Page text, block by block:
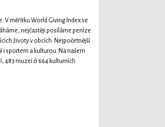
V měřítku World Giving Index se
nejčastěji posíláme peníze
životy v obcích. Nejpočetnější
sportem a kulturou. Na našem
483 muzeí či 664 kulturních